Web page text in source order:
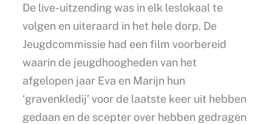
De live-uitzending was in elk leslokaal te
volgen en uiteraard in het hele dorp. De
Jeugdcommissie had een film voorbereid
waarin de jeugdhoogheden van het
afgelopen jaar Eva en Marijn hun
‘gravenkledij’ voor de laatste keer uit hebben
gedaan en de scepter over hebben gedragen